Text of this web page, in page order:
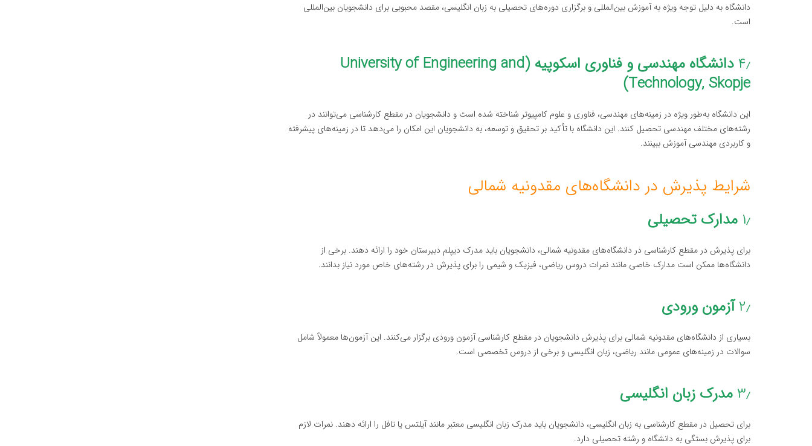
دانشگاه به دلیل توجه ویژه به آموزش بین‌المللی و برگزاری دوره‌های تحصیلی به زبان انگلیسی، مقصد محبوبی برای دانشجویان بین‌المللی
است.
۴٫
دانشگاه مهندسی و فناوری اسکوپیه (University of Engineering and
Technology, Skopje)
این دانشگاه به‌طور ویژه در زمینه‌های مهندسی، فناوری و علوم کامپیوتر شناخته شده است و دانشجویان در مقطع کارشناسی می‌توانند در
رشته‌های مختلف مهندسی تحصیل کنند. این دانشگاه با تأکید بر تحقیق و توسعه، به دانشجویان این امکان را می‌دهد تا در زمینه‌های پیشرفته
و کاربردی مهندسی آموزش ببینند.
شرایط پذیرش در دانشگاه‌های مقدونیه شمالی
۱٫ مدارک تحصیلی
برای پذیرش در مقطع کارشناسی در دانشگاه‌های مقدونیه شمالی، دانشجویان باید مدرک دیپلم دبیرستان خود را ارائه دهند. برخی از
دانشگاه‌ها ممکن است مدارک خاصی مانند نمرات دروس ریاضی، فیزیک و شیمی را برای پذیرش در رشته‌های خاص مورد نیاز بدانند.
۲٫ آزمون ورودی
بسیاری از دانشگاه‌های مقدونیه شمالی برای پذیرش دانشجویان در مقطع کارشناسی آزمون ورودی برگزار می‌کنند. این آزمون‌ها معمولاً شامل
سوالات در زمینه‌های عمومی مانند ریاضی، زبان انگلیسی و برخی از دروس تخصصی است.
۳٫مدرک زبان انگلیسی
برای تحصیل در مقطع کارشناسی به زبان انگلیسی، دانشجویان باید مدرک زبان انگلیسی معتبر مانند آیلتس یا تافل را ارائه دهند. نمرات لازم
برای پذیرش بستگی به دانشگاه و رشته تحصیلی دارد.